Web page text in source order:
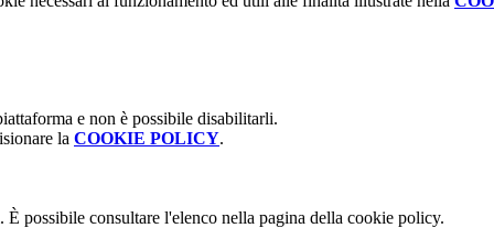
e non è possibile disabilitarli.
la COOKIE POLICY.
possibile consultare l'elenco nella pagina della cookie policy.